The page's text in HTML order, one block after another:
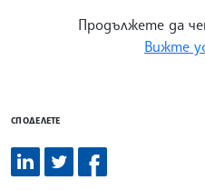
Продължете да
Вижте
СПОДЕЛЕТЕ